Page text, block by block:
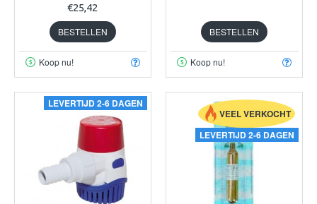
€25,42
BESTELLEN
Koop nu!
BESTELLEN
Koop nu!
LEVERTIJD 2-6 DAGEN
VEEL VERKOCHT
LEVERTIJD 2-6 DAGEN